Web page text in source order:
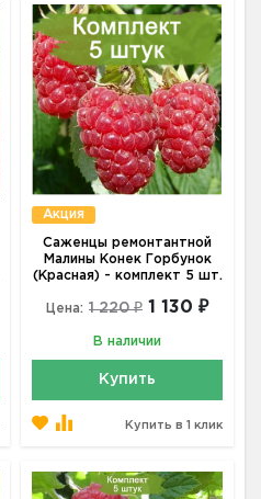
Акция
Саженцы ремонтантной
Малины Конек Горбунок
(Красная) - комплект 5 шт.
Цена: 1 220 ₽ 1 130 ₽
В наличии
Купить
Купить в 1 клик